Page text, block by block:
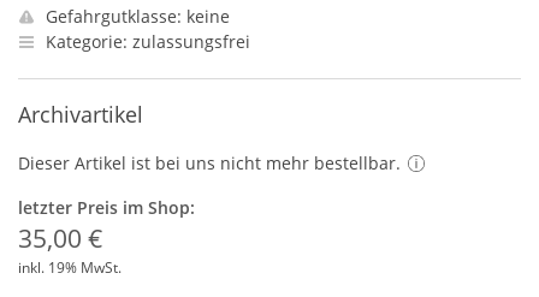
Gefahrgutklasse: keine
Kategorie: zulassungsfrei
Archivartikel
Dieser Artikel ist bei uns nicht mehr bestellbar.
letzter Preis im Shop:
35,00 €
inkl. 19% MwSt.